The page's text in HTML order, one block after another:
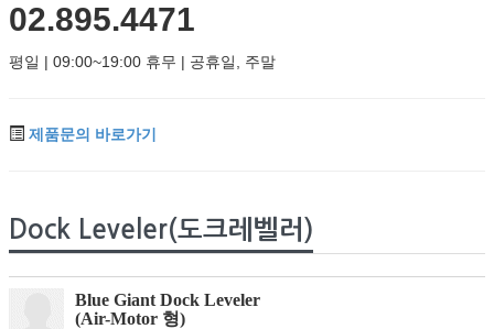
02.895.4471
평일 | 09:00~19:00 휴무 | 공휴일, 주말
제품문의 바로가기
Dock Leveler(도크레벨러)
Blue Giant Dock Leveler
(Air-Motor 형)